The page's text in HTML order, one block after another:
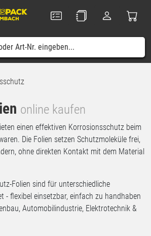
online kaufen
einen effektiven Korrosionsschutz beim
Die Folien setzen Schutzmoleküle frei,
ohne direkten Kontakt mit dem Material
Folien sind für unterschiedliche
- flexibel einsetzbar, einfach zu handhaben
Automobilindustrie, Elektrotechnik &